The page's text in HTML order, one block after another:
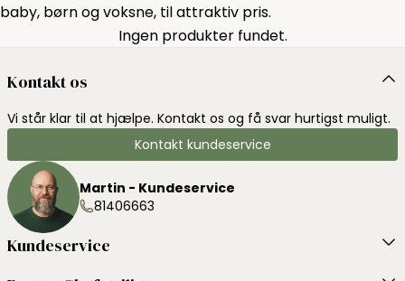
baby, børn og voksne, til attraktiv pris.
Ingen produkter fundet.
Kontakt os
Vi står klar til at hjælpe. Kontakt os og få svar hurtigst muligt.
Kontakt kundeservice
Martin - Kundeservice
81406663
Kundeservice